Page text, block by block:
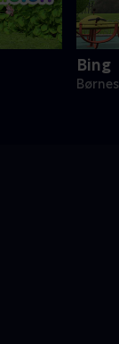
Bing